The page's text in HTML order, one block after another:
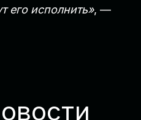
его исполнить», —